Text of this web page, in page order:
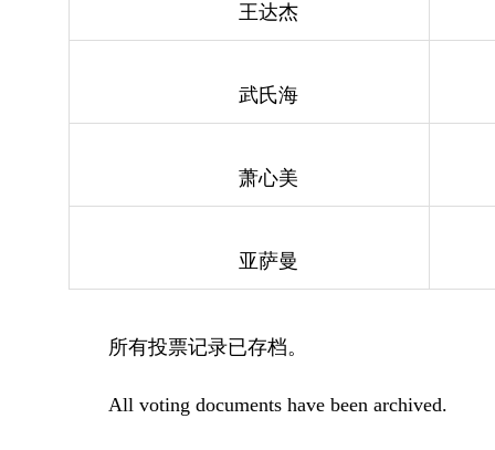
王达杰
武氏海
萧心美
亚萨曼
所有投票记录已存档。
All voting documents have been archived.